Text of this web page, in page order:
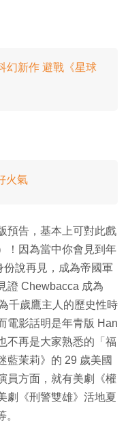
幻新作 避戰《星球
火氣
預告，基本上可對此戲
！因為當中你會見到年
說再見，成為帝國軍
證 Chewbacca 成為
千歲鷹主人的歷史性時
電影話明是年青版 Han
不再是大家熟悉的「福
藍茉莉》的 29 歲美國
員方面，就有美劇《權
劇《刑警雙雄》活地夏